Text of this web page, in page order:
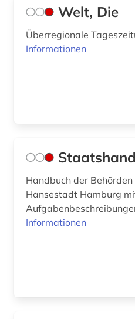
Welt, Die
Überregionale
Informationen
Handbuch der
Hansestadt Hamburg
Informationen